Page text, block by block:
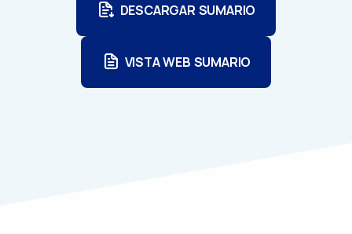
DESCARGAR SUMARIO
VISTA WEB SUMARIO